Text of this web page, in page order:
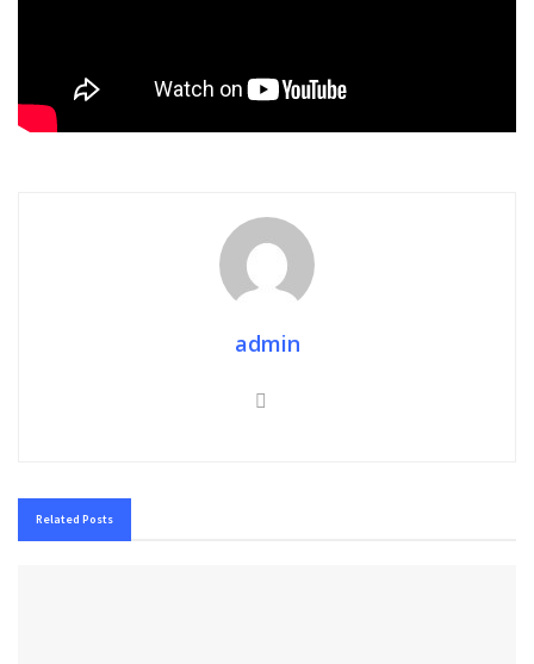
admin
Related Posts